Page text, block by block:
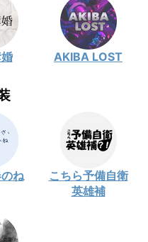
AKIBA LOST
ね
こちら予備自衛
英雄補